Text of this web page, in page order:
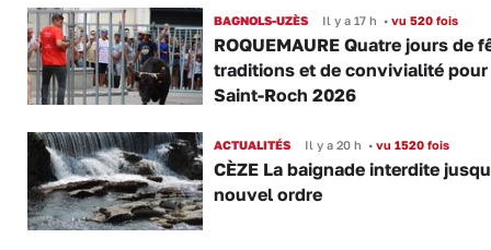
BAGNOLS-UZÈS Il y a 17 h •vu 520 fois
ROQUEMAURE Quatre jours de
traditions et de convivialité pour
Saint-Roch 2026
ACTUALITÉS Il y a 20 h •vu 1520 fois
CÈZE La baignade interdite
nouvel ordre